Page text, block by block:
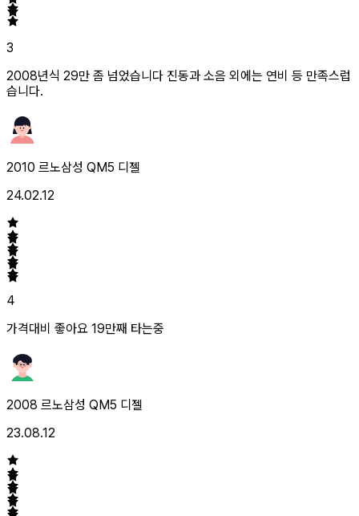
3
2008년식 29만 좀 넘었습니다 진동과 소음 외에는 연비 등 만족스럽
습니다.
2010 르노삼성 QM5 디젤
24.02.12
4
가격대비 좋아요 19만째 타는중
2008 르노삼성 QM5 디젤
23.08.12